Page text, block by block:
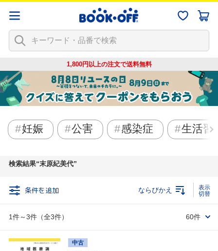
1,800円以上の注文で送料無料
妊娠 公害 感染症 生活習
検索結果 末原紀美代
条件を追加
1件～3件（全3件）
ならびかえ
60件
中古